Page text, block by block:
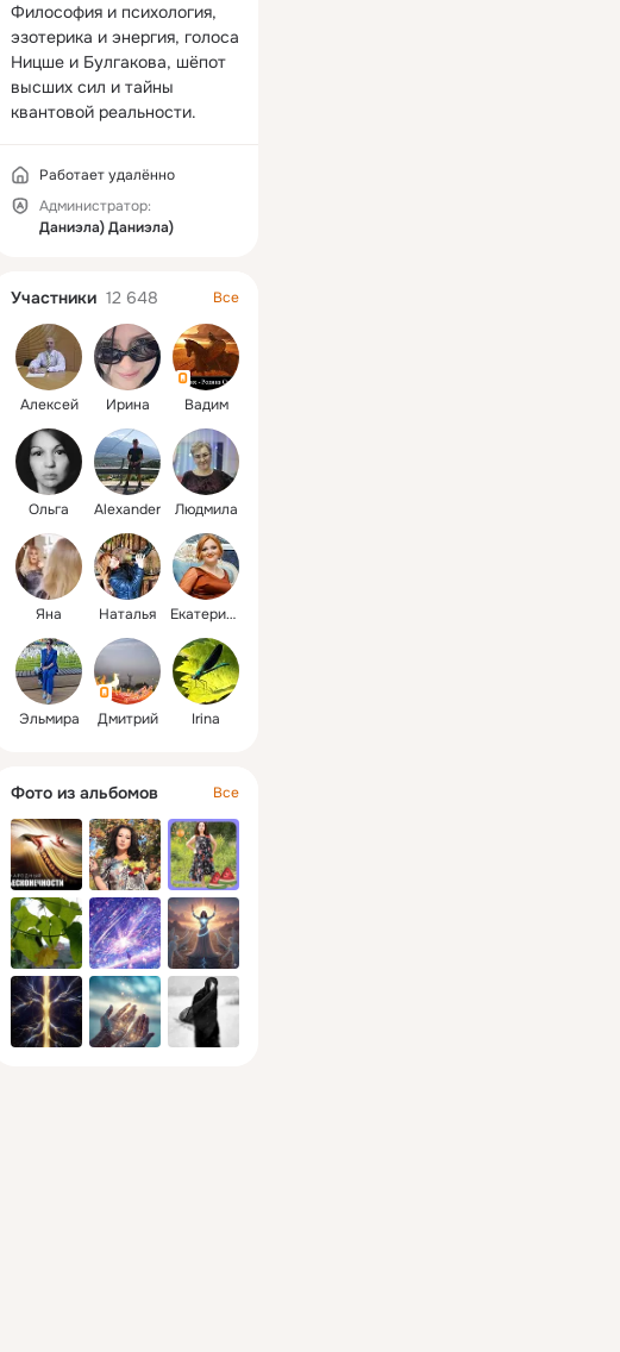
Философия и психология,
эзотерика и энергия, голоса
Ницше и Булгакова, шёпот
высших сил и тайны
квантовой реальности.
Работает удалённо
Администратор:
Даниэла) Даниэла)
Участники 12 648 Все
Алексей Ирина Вадим
Ольга Alexander Людмила
Яна Наталья Екатерина
Эльмира Дмитрий Irina
Фото из альбомов Все